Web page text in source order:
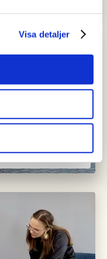
Visa detaljer
på Dahrén